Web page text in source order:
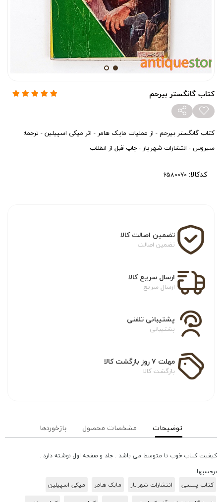
کتاب گانگستر بیرحم
کتاب گانگستر بیرحم - از عملیات مایک هامر - اثر میکی اسپیلین - ترجمه
سیروس - انتشارات شهریار - چاپ قبل از انقلاب
کدکالا:
تضمین اصالت کالا
تضمین اصالت
ارسال سریع کالا
ارسال سریع
پشتیبانی تلفنی
پشتیبانی
مهلت ۷ روز بازگشت کالا
بازگشت کالا
توضیحات مشخصات محصول بازخوردها
کیفیت کتاب خوب تا متوسط می باشد . جلد و صفحه اول نوشته دارد .
برچسبها :
کتاب پلیسی
انتشارات شهریار مایک هامر
میکی اسپیلین